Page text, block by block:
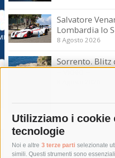
Utilizziamo i cookie
tecnologie
Noi e altre 3 terze parti selezionate
simili. Questi strumenti sono
Salvatore
Lombardia lo
8 Agosto 2026
Sorrento.
– video –
Tag